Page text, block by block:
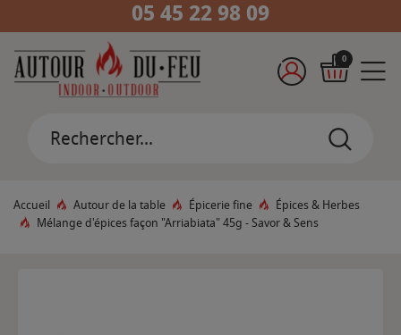
05 45 22 98 09
0
Accueil Autour de la table Épicerie fine
Épices & Herbes
Mélange d'épices façon "Arriabiata" 45g - Savor & Sens